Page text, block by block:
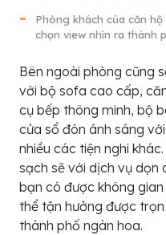
Phòng khách của căn
chọn view nhìn ra thành
Bên ngoài phòng cũng
với bộ sofa cao cấp,
cụ bếp thông minh, bộ
cửa sổ đón ánh sáng
nhiều các tiện nghi
sạch sẽ với dịch vụ dọn
bạn có được không
thể tận hưởng được
thành phố ngàn hoa.